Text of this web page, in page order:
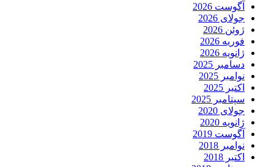
آگوست 2026
جولای 2026
ژوئن 2026
فوریه 2026
ژانویه 2026
دسامبر 2025
نوامبر 2025
اکتبر 2025
سپتامبر 2025
جولای 2020
ژانویه 2020
آگوست 2019
نوامبر 2018
اکتبر 2018